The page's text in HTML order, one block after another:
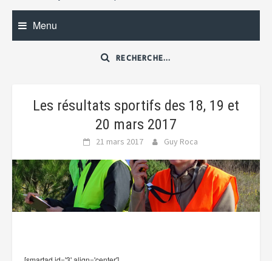
Menu
Les résultats sportifs des 18, 19 et
20 mars 2017
21 mars 2017 Guy Roca